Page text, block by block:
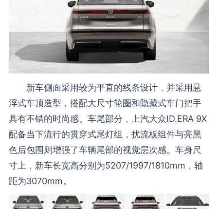
新车侧面采用较为平直的线条设计，并采用悬
浮式车顶造型，搭配大尺寸轮圈和隐藏式车门把手
具有不错的时尚感。车尾部分，上汽大众ID.ERA 9X
配备当下流行的贯穿式尾灯组，扰流板组件与亮黑
色后包围则增强了车辆尾部的视觉层次感。车身尺
寸上，新车长宽高分别为5207/1997/1810mm，轴
距为3070mm。